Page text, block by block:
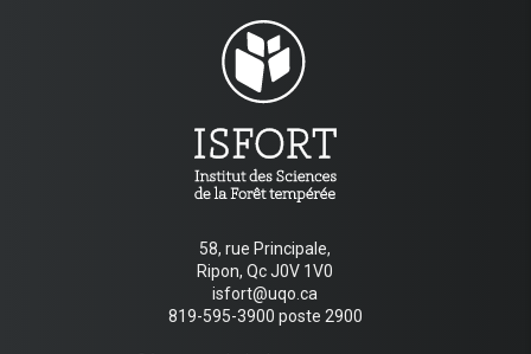
58, rue Principale,
Ripon, Qc J0V 1V0
isfort@uqo.ca
819-595-3900 poste 2900